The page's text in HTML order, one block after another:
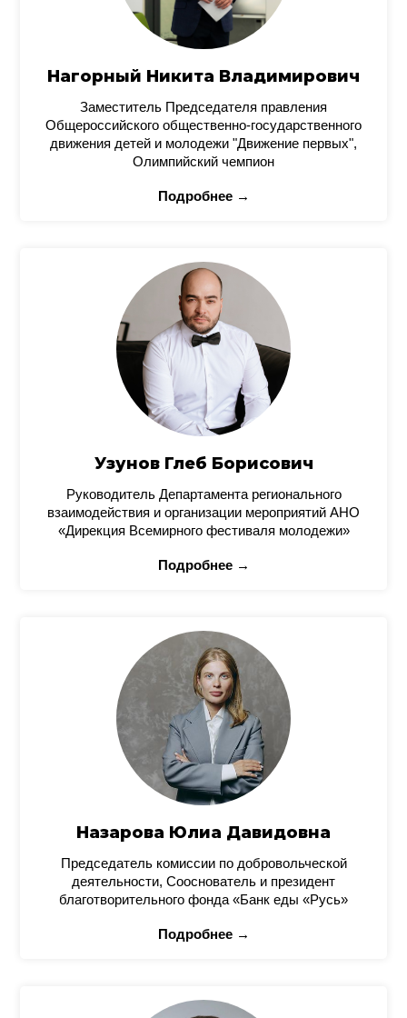
Нагорный Никита Владимирович
Заместитель Председателя правления
Общероссийского общественно-государственного
движения детей и молодежи "Движение первых",
Олимпийский чемпион
Подробнее →
Узунов Глеб Борисович
Руководитель Департамента регионального
взаимодействия и организации мероприятий АНО
«Дирекция Всемирного фестиваля молодежи»
Подробнее →
Назарова Юлиа Давидовна
Председатель комиссии по добровольческой
деятельности, Сооснователь и президент
благотворительного фонда «Банк еды «Русь»
Подробнее →